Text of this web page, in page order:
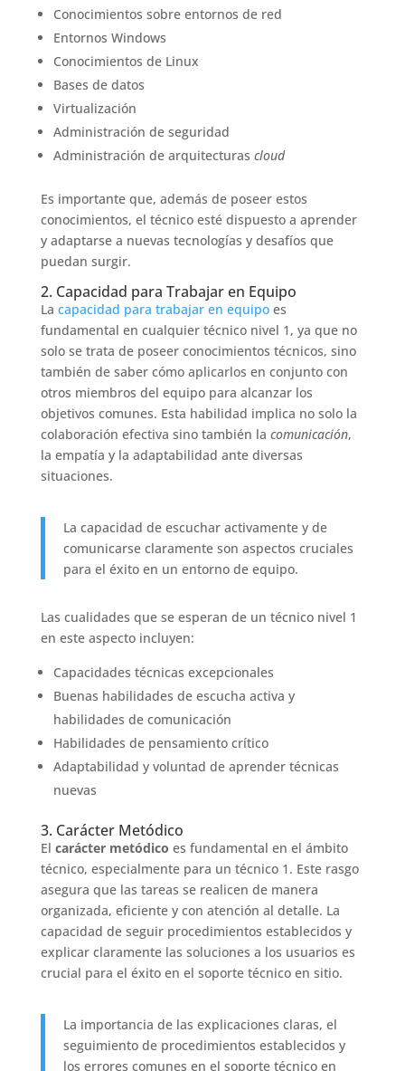
Conocimientos sobre entornos de red
Entornos Windows
Conocimientos de Linux
Bases de datos
Virtualización
Administración de seguridad
Administración de arquitecturas cloud
Es importante que, además de poseer estos
conocimientos, el técnico esté dispuesto a aprender
y adaptarse a nuevas tecnologías y desafíos que
puedan surgir.
2. Capacidad para Trabajar en Equipo
La capacidad para trabajar en equipoes
fundamental en cualquier técnico nivel 1, ya que no
solo se trata de poseer conocimientos técnicos, sino
también de saber cómo aplicarlos en conjunto con
otros miembros del equipo para alcanzar los
objetivos comunes. Esta habilidad implica no solo la
colaboración efectiva sino también la comunicación,
la empatía y la adaptabilidad ante diversas
situaciones.
La capacidad de escuchar activamente y de
comunicarse claramente son aspectos cruciales
para el éxito en un entorno de equipo.
Las cualidades que se esperan de un técnico nivel 1
en este aspecto incluyen:
Capacidades técnicas excepcionales
Buenas habilidades de escucha activa y
habilidades de comunicación
Habilidades de pensamiento crítico
Adaptabilidad y voluntad de aprender técnicas
nuevas
3. Carácter Metódico
El carácter metódico es fundamental en el ámbito
técnico, especialmente para un técnico 1. Este rasgo
asegura que las tareas se realicen de manera
organizada, eficiente y con atención al detalle. La
capacidad de seguir procedimientos establecidos y
explicar claramente las soluciones a los usuarios es
crucial para el éxito en el soporte técnico en sitio.
La importancia de las explicaciones claras, el
seguimiento de procedimientos establecidos y
los errores comunes en el soporte técnico en